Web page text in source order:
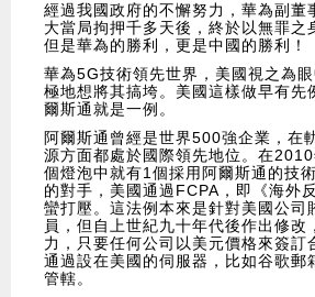
經過我國政府的不懈努力，華為副董
大當局拘押千多天後，終於以無罪之
但是華為的勝利，更是中國的勝利！
華為5G技術領先世界，美國視之為
極地想將其搞垮。美國這樣做早有先
爾斯通就是一例。
阿爾斯通曾經是世界500強企業，在
源方面都處於國際領先地位。在
個燈泡中就有1個採用阿爾斯通的技
的對手，美國通過FCPA，即《海外
蠻打壓。這法例本來是針對美國公司
員，但自上世紀九十年代後作出修改
力，只要任何公司以美元價格來簽訂
通過設在美國的伺服器，比如谷歌郵
管轄。